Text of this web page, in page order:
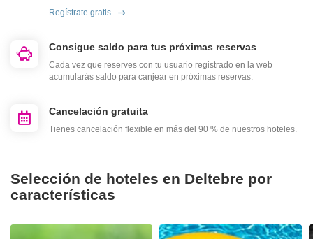
Regístrate gratis
Consigue saldo para tus próximas reservas
Cada vez que reserves con tu usuario registrado en la web
acumularás saldo para canjear en próximas reservas.
Cancelación gratuita
Tienes cancelación flexible en más del 90 % de nuestros hoteles.
Selección de hoteles en Deltebre por
características